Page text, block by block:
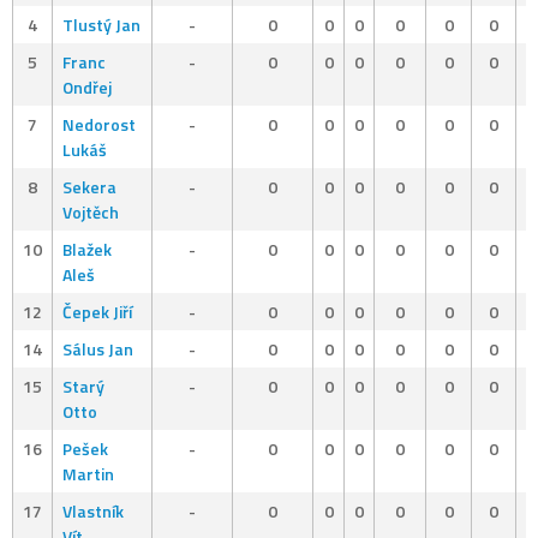
4 Tlustý Jan - 0 0 0 0 0
0
5
Franc
Ondřej
- 0 0 0 0 0 0
7
Nedorost
Lukáš
- 0 0 0 0 0 0
8
Sekera
Vojtěch
- 0 0 0 0 0 0
10
Blažek
Aleš
- 0 0 0 0 0 0
12 Čepek Jiří - 0 0 0 0 0
0
14
Sálus Jan - 0 0 0 0 0
0
15
Starý
Otto
- 0 0 0 0 0 0
16
Pešek
Martin
- 0 0 0 0 0 0
17
Vlastník
- 0 0 0 0 0 0